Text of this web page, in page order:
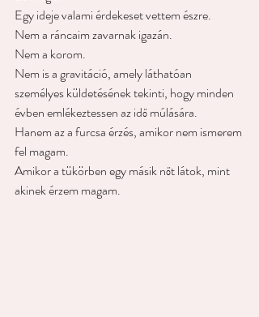
Egy ideje valami érdekeset vettem észre.
Nem a ráncaim zavarnak igazán.
Nem a korom.
Nem is a gravitáció, amely láthatóan
személyes küldetésének tekinti, hogy minden
évben emlékeztessen az idő múlására.
Hanem az a furcsa érzés, amikor nem ismerem
fel magam.
Amikor a tükörben egy másik nőt látok, mint
akinek érzem magam.